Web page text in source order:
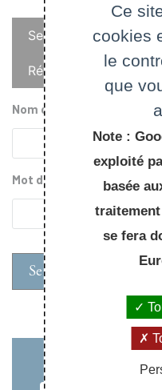
Onglets
principaux
Se connecter
Réinitialiser votre mot
Nom d'utilisateur
Mot de passe
Ce
cookies
le
que
Note :
exploité
basée
se fera